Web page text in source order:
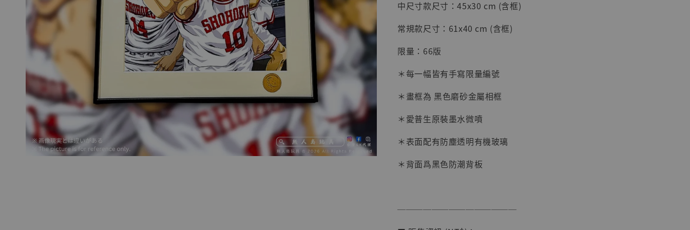
【店內現貨】海賊王
系列蒐藏雕像 布魯
克達摩 [7STARS
NT$ 1,870
中尺寸款尺寸：45x30 cm (含框)
常規款尺寸：61x40 cm (含框)
限量：66版
＊每一幅皆有手寫限量編號
＊畫框為 黑色磨砂金屬相框
＊愛普生原裝墨水微噴
＊表面配有防塵透明有機玻璃
＊背面爲黑色防潮背板
──────────────